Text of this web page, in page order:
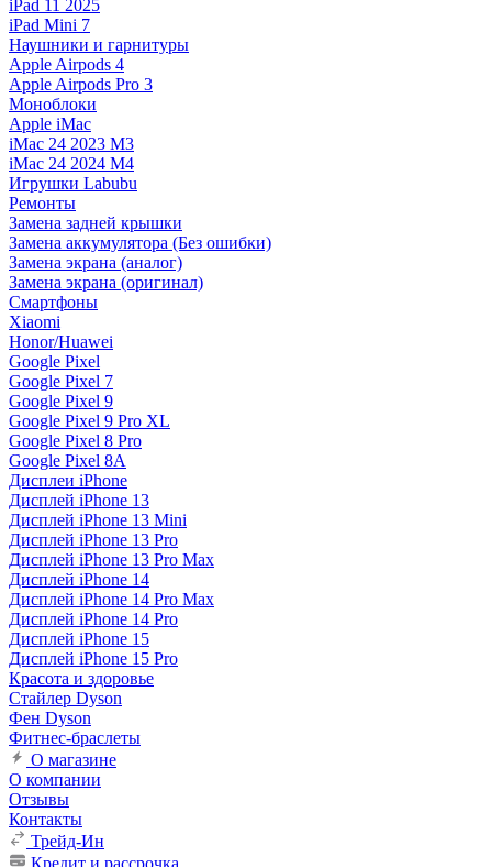
iPad 11 2025
iPad Mini 7
Наушники и гарнитуры
Apple Airpods 4
Apple Airpods Pro 3
Моноблоки
Apple iMac
iMac 24 2023 M3
iMac 24 2024 M4
Игрушки Labubu
Ремонты
Замена задней крышки
Замена аккумулятора (Без ошибки)
Замена экрана (аналог)
Замена экрана (оригинал)
Смартфоны
Xiaomi
Honor/Huawei
Google Pixel
Google Pixel 7
Google Pixel 9
Google Pixel 9 Pro XL
Google Pixel 8 Pro
Google Pixel 8A
Дисплеи iPhone
Дисплей iPhone 13
Дисплей iPhone 13 Mini
Дисплей iPhone 13 Pro
Дисплей iPhone 13 Pro Max
Дисплей iPhone 14
Дисплей iPhone 14 Pro Max
Дисплей iPhone 14 Pro
Дисплей iPhone 15
Дисплей iPhone 15 Pro
Красота и здоровье
Стайлер Dyson
Фен Dyson
Фитнес-браслеты
О магазине
О компании
Отзывы
Контакты
Трейд-Ин
Кредит и рассрочка